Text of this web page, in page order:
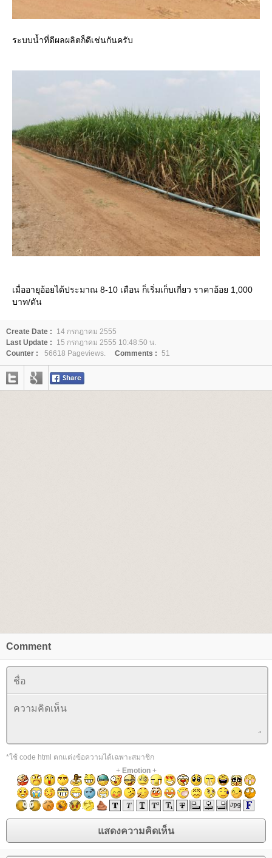
ระบบน้ำที่ดีผลผลิตก็ดีเช่นกันครับ
เมื่ออายุอ้อยได้ประมาณ 8-10 เดือน ก็เริ่มเก็บเกี่ยว ราคาอ้อย 1,000
บาท/ตัน
Create Date :
14 กรกฎาคม 2555
Last Update :
15 กรกฎาคม 2555 10:48:50 น.
Counter :
56618 Pageviews. Comments : 51
Comment
*ใช้ code html ตกแต่งข้อความได้เฉพาะสมาชิก
+ Emotion+